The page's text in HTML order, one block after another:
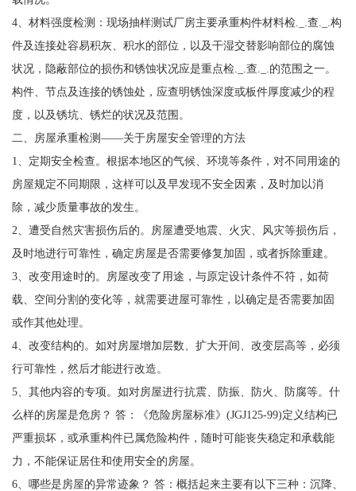
4、材料强度检测：现场抽样测试厂房主要承重构件材料检._.查._.构
件及连接处容易积灰、积水的部位，以及干湿交替影响部位的腐蚀
状况，隐蔽部位的损伤和锈蚀状况应是重点检._.查._.的范围之一。
构件、节点及连接的锈蚀处，应查明锈蚀深度或板件厚度减少的程
度，以及锈坑、锈烂的状况及范围。
二、房屋承重检测——关于房屋安全管理的方法
1、定期安全检查。根据本地区的气候、环境等条件，对不同用途的
房屋规定不同期限，这样可以及早发现不安全因素，及时加以消
除，减少质量事故的发生。
2、遭受自然灾害损伤后的。房屋遭受地震、火灾、风灾等损伤后，
及时地进行可靠性，确定房屋是否需要修复加固，或者拆除重建。
3、改变用途时的。房屋改变了用途，与原定设计条件不符，如荷
载、空间分割的变化等，就需要进屋可靠性，以确定是否需要加固
或作其他处理。
4、改变结构的。如对房屋增加层数、扩大开间、改变层高等，必须
行可靠性，然后才能进行改造。
5、其他内容的专项。如对房屋进行抗震、防振、防火、防腐等。什
么样的房屋是危房？ 答：《危险房屋标准》(JGJ125-99)定义结构已
严重损坏，或承重构件已属危险构件，随时可能丧失稳定和承载能
力，不能保证居住和使用安全的房屋。
6、哪些是房屋的异常迹象？ 答：概括起来主要有以下三种：沉降、